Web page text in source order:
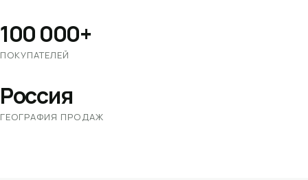
100 000+
ПОКУПАТЕЛЕЙ
Россия
ГЕОГРАФИЯ ПРОДАЖ